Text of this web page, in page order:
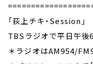
「荻上チキ・Session」
TBSラジオで平日午後
＊ラジオはAM954/